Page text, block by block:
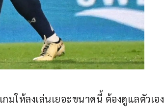
มให้ลงเล่นเยอะขนาดนี้ ต้องดูแลตัวเอง